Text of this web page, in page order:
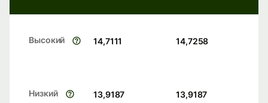
Высокий 14,7111 14,7258
Низкий 13,9187 13,9187